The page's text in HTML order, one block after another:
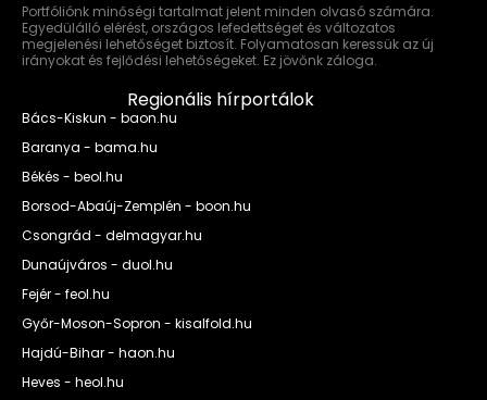
Portfóliónk minőségi tartalmat jelent minden olvasó számára.
Egyedülálló elérést, országos lefedettséget és változatos
megjelenési lehetőséget biztosít. Folyamatosan keressük az új
irányokat és fejlődési lehetőségeket. Ez jövőnk záloga.
Regionális hírportálok
Bács-Kiskun - baon.hu
Baranya - bama.hu
Békés - beol.hu
Borsod-Abaúj-Zemplén - boon.hu
Csongrád - delmagyar.hu
Dunaújváros - duol.hu
Fejér - feol.hu
Győr-Moson-Sopron - kisalfold.hu
Hajdú-Bihar - haon.hu
Heves - heol.hu